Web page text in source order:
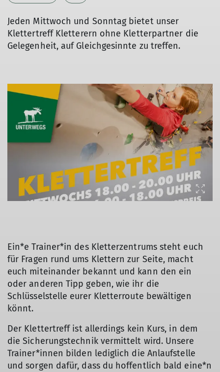
Jeden Mittwoch und Sonntag bietet unser
Klettertreff Kletterern ohne Kletterpartner die
Gelegenheit, auf Gleichgesinnte zu treffen.
© DAV Bremen
Ein*e Trainer*in des Kletterzentrums steht euch
für Fragen rund ums Klettern zur Seite, macht
euch miteinander bekannt und kann den ein
oder anderen Tipp geben, wie ihr die
Schlüsselstelle eurer Kletterroute bewältigen
könnt.
Der Klettertreff ist allerdings kein Kurs, in dem
die Sicherungstechnik vermittelt wird. Unsere
Trainer*innen bilden lediglich die Anlaufstelle
und sorgen dafür, dass du hoffentlich bald eine*n